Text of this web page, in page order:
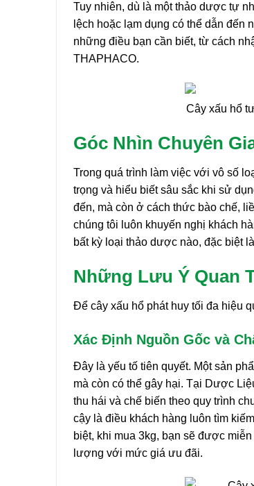
Tuy nhiên, dù là một thảo dược tự
lệch hoặc lạm dụng có thể dẫn đến
những điều bạn cần biết, từ cách
THAPHACO.
Cây xấu hổ
Góc Nhìn Chuyên
Trong quá trình làm việc với vô số
trọng và hiểu biết sâu sắc khi sử
đến, mà còn ở cách thức bào chế,
chúng tôi luôn khuyến nghị khách
bất kỳ loại thảo dược nào, đặc biệt
Những Lưu Ý Quan
Để cây xấu hổ phát huy tối đa hiệu
Xác Định Nguồn Gốc và
Đây là yếu tố tiên quyết. Một sản
mà còn có thể gây hại. Tại Dược
thu hái và chế biến theo quy trình
cậy là điều khách hàng luôn tìm
biệt, khi mua 3kg, bạn sẽ được
lượng với mức giá ưu đãi.